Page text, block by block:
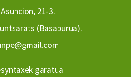
21-3.
(Basaburua).
garatua